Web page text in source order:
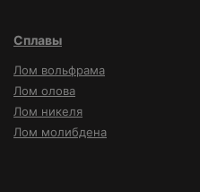
Сплавы
Лом вольфрама
Лом олова
Лом никеля
Лом молибдена